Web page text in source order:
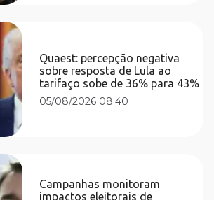
Quaest: percepção negativa
sobre resposta de Lula ao
tarifaço sobe de 36% para 43%
05/08/2026 08:40
Campanhas monitoram
impactos eleitorais de